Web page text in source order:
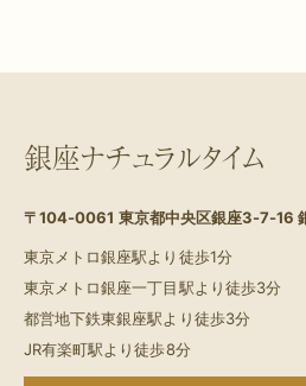
銀座ナチュラルタイム
〒104-0061 東京都中央区銀座3-7-16
東京メトロ銀座駅より徒歩1分
東京メトロ銀座一丁目駅より徒歩3分
都営地下鉄東銀座駅より徒歩3分
JR有楽町駅より徒歩8分